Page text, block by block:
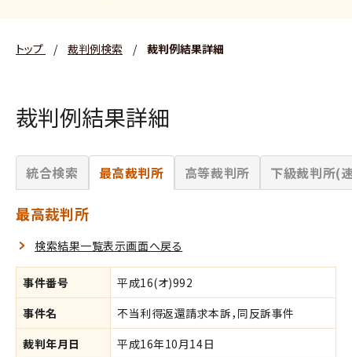
トップ / 裁判例検索 / 裁判例結果詳細
裁判例結果詳細
統合検索 最高裁判所 高等裁判所 下級裁判所(
最高裁判所
検索結果一覧表示画面へ戻る
事件番号
平成16(オ)992
事件名
不当利得返還請求本訴，同反訴事件
裁判年月日
平成16年10月14日